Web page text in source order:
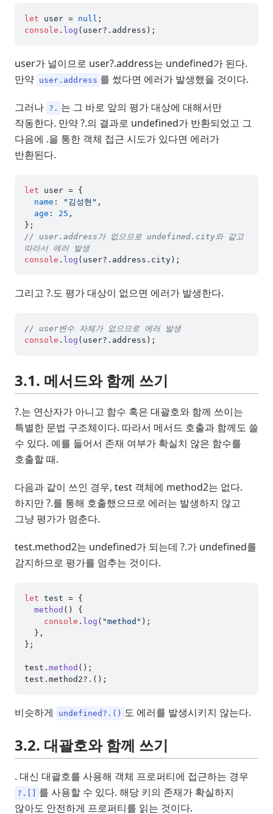
let user = null
console . log (user?. address
user가 널이므로 user?.address는 undefined가 된다.
만약 user.address 를 썼다면 에러가 발생했을 것이다.
그러나 ?. 는 그 바로 앞의 평가 대상에 대해서만
작동한다. 만약 ?.의 결과로 undefined가 반환되었고 그
다음에 .을 통한 객체 접근 시도가 있다면 에러가
반환된다.
let user = {
name : "김성현" ,
age : 25 ,
// user.address가 없으므로 undefined.city와 같고
따라서 에러 발생
console . log (user?. address . city
그리고 ?.도 평가 대상이 없으면 에러가 발생한다.
// user변수 자체가 없으므로 에러 발생
console . log (user?. address
3.1. 메서드와 함께 쓰기
?.는 연산자가 아니고 함수 혹은 대괄호와 함께 쓰이는
특별한 문법 구조체이다. 따라서 메서드 호출과 함께도 쓸
수 있다. 예를 들어서 존재 여부가 확실치 않은 함수를
호출할 때.
다음과 같이 쓰인 경우, test 객체에 method2는 없다.
하지만 ?.를 통해 호출했으므로 에러는 발생하지 않고
그냥 평가가 멈춘다.
test.method2는 undefined가 되는데 ?.가 undefined를
감지하므로 평가를 멈추는 것이다.
let test = {
method ( ) {
console . log ( "method" );
};
test. method ();
test. method2
비슷하게 undefined?.() 도 에러를 발생시키지 않는다.
3.2. 대괄호와 함께 쓰기
. 대신 대괄호를 사용해 객체 프로퍼티에 접근하는 경우
?.[]
를 사용할 수 있다. 해당 키의 존재가 확실하지
않아도 안전하게 프로퍼티를 읽는 것이다.